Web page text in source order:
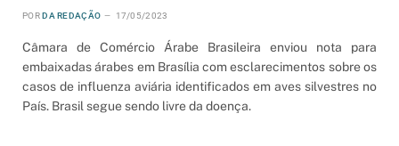
POR DA REDAÇÃO 17/05/2023
Câmara de Comércio Árabe Brasileira enviou nota para
embaixadas árabes em Brasília com esclarecimentos sobre os
casos de influenza aviária identificados em aves silvestres no
País. Brasil segue sendo livre da doença.